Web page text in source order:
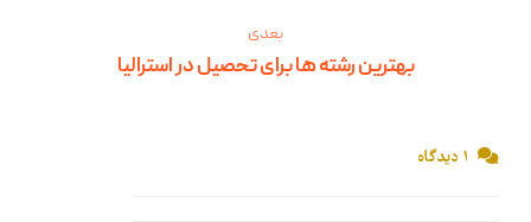
بعدی
بهترین رشته‌ ها برای تحصیل در استرالیا
۱ دیدگاه